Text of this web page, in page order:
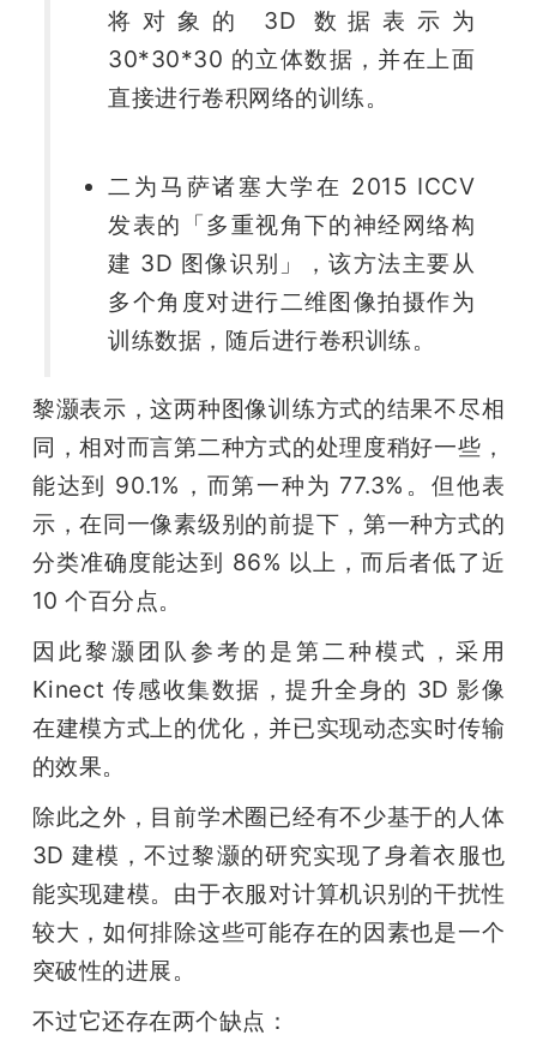
将对象的 3D 数据表示为
30*30*30 的立体数据，并在上面
直接进行卷积网络的训练。
二为马萨诸塞大学在 2015 ICCV
发表的「多重视角下的神经网络构
建 3D 图像识别」，该方法主要从
多个角度对进行二维图像拍摄作为
训练数据，随后进行卷积训练。
黎灏表示，这两种图像训练方式的结果不尽相
同，相对而言第二种方式的处理度稍好一些，
能达到 90.1%，而第一种为 77.3%。但他表
示，在同一像素级别的前提下，第一种方式的
分类准确度能达到 86% 以上，而后者低了近
10 个百分点。
因此黎灏团队参考的是第二种模式，采用
Kinect 传感收集数据，提升全身的 3D 影像
在建模方式上的优化，并已实现动态实时传输
的效果。
除此之外，目前学术圈已经有不少基于的人体
3D 建模，不过黎灏的研究实现了身着衣服也
能实现建模。由于衣服对计算机识别的干扰性
较大，如何排除这些可能存在的因素也是一个
突破性的进展。
不过它还存在两个缺点：